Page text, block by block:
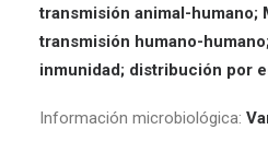
transmisión animal-humano;
transmisión humano-
inmunidad; distribución por
Información microbiológica: